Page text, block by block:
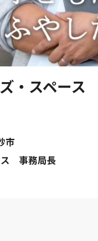
・スペー
市
ス 事務局長